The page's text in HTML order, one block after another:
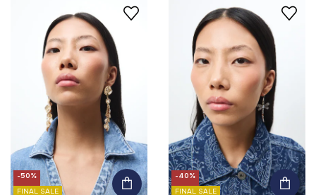
-50%
FINAL SALE
-40%
FINAL SALE